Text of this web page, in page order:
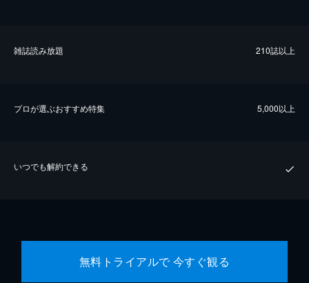
雑誌読み放題 210誌以上
プロが選ぶおすすめ特集 5,000以上
いつでも解約できる
無料トライアルで 今すぐ観る